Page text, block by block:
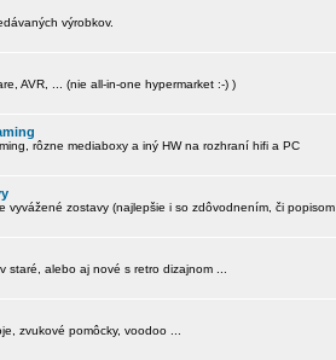
výrobkov.
AVR, ... (nie all-in-one hypermarket :-) )
rôzne mediaboxy a iný HW na rozhraní hifi a PC
vyvážené zostavy (najlepšie i so zdôvodnením, či
staré, alebo aj nové s retro dizajnom ...
zvukové pomôcky, voodoo ...